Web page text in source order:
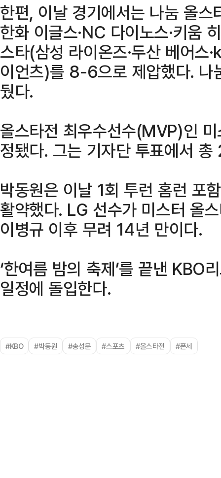
한편, 이날 경기에서는 나눔 올스
한화 이글스·NC 다이노스·키움
스타(삼성 라이온즈·두산 베어스
이언츠)를 8-6으로 제압했다. 나
뒀다.
올스타전 최우수선수(MVP)인
정됐다. 그는 기자단 투표에서
박동원은 이날 1회 투런 홈런 포
활약했다. LG 선수가 미스터 올
이병규 이후 무려 14년 만이다.
‘한여름 밤의 축제’를 끝낸 KBO
일정에 돌입한다.
#KBO #박동원 #송성문 #스포츠 #올스타전 #폰세